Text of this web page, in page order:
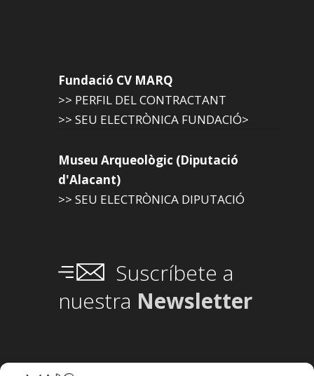
Fundació CV MARQ
>> PERFIL DEL CONTRACTANT
>> SEU ELECTRÒNICA FUNDACIÓ>
Museu Arqueològic (Diputació
d'Alacant)
>> SEU ELECTRÒNICA DIPUTACIÓ
Suscríbete a
nuestra Newsletter